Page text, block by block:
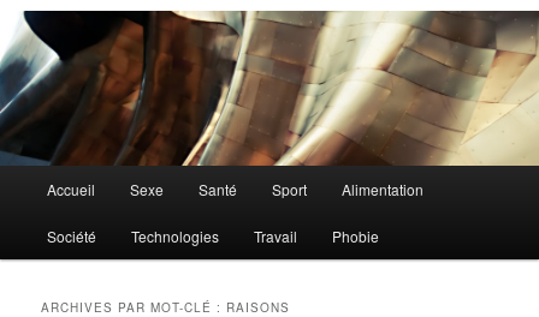
principal
Accueil Sexe Santé Sport Alimentation
Société Technologies Travail Phobie
ARCHIVES PAR MOT-CLÉ : RAISONS